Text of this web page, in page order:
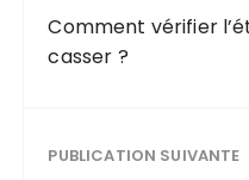
Comment vérifier
casser ?
PUBLICATION SUIVANTE